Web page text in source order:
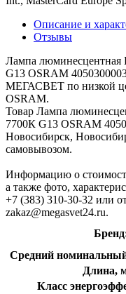
Описание и
Отзывы
Лампа
G13 OSRAM
МЕГАСВЕТ по низкой
OSRAM.
Товар Лампа
7700К G13 OSRAM
Новосибирск,
самовывозом.
Информацию о
а также фото,
+7 (383) 310-30-32 или
zakaz@megasvet24.ru.
Средний
Длина,
Класс